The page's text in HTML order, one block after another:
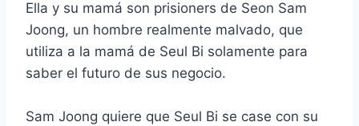
Ella y su mamá son prisioners de Seon Sam
Joong, un hombre realmente malvado, que
utiliza a la mamá de Seul Bi solamente para
saber el futuro de sus negocio.
Sam Joong quiere que Seul Bi se case con su